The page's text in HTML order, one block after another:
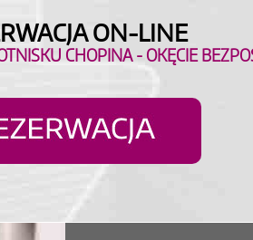
ON-LINE
CHOPINA - OKĘCIE